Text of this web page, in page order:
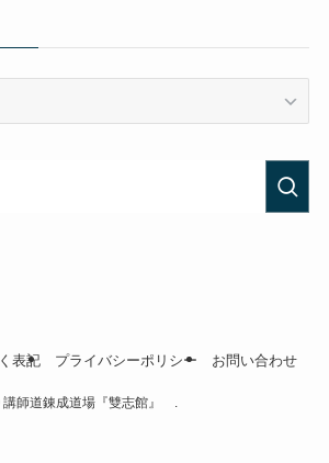
表記 プライバシーポリシー お問い合わせ
講師道錬成道場『雙志館』 .